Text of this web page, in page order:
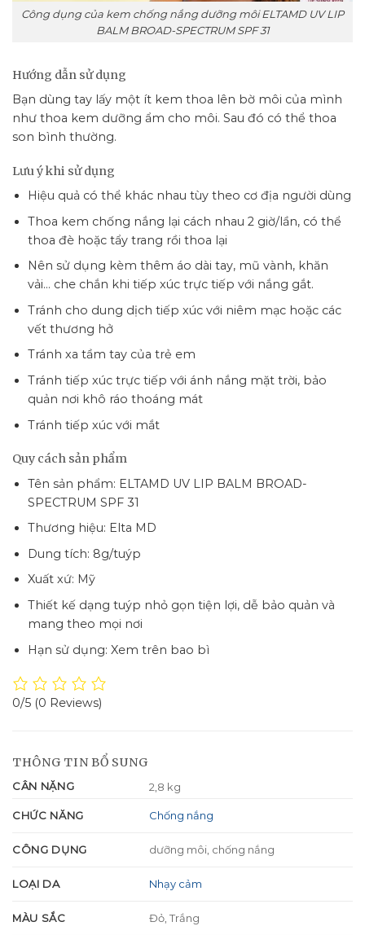
Công dụng của kem chống nắng dưỡng môi ELTAMD UV LIP
BALM BROAD-SPECTRUM SPF 31
Hướng dẫn sử dụng
Bạn dùng tay lấy một ít kem thoa lên bờ môi của mình
như thoa kem dưỡng ẩm cho môi. Sau đó có thể thoa
son bình thường.
Lưu ý khi sử dụng
Hiệu quả có thể khác nhau tùy theo cơ địa người dùng
Thoa kem chống nắng lại cách nhau 2 giờ/lần, có thể
thoa đè hoặc tẩy trang rồi thoa lại
Nên sử dụng kèm thêm áo dài tay, mũ vành, khăn
vải… che chắn khi tiếp xúc trực tiếp với nắng gắt.
Tránh cho dung dịch tiếp xúc với niêm mạc hoặc các
vết thương hở
Tránh xa tầm tay của trẻ em
Tránh tiếp xúc trực tiếp với ánh nắng mặt trời, bảo
quản nơi khô ráo thoáng mát
Tránh tiếp xúc với mắt
Quy cách sản phẩm
Tên sản phẩm: ELTAMD UV LIP BALM BROAD-
SPECTRUM SPF 31
Thương hiệu: Elta MD
Dung tích: 8g/tuýp
Xuất xứ: Mỹ
Thiết kế dạng tuýp nhỏ gọn tiện lợi, dễ bảo quản và
mang theo mọi nơi
Hạn sử dụng: Xem trên bao bì
0/5 (0 Reviews)
THÔNG TIN BỔ SUNG
CÂN NẶNG 2,8 kg
CHỨC NĂNG Chống nắng
CÔNG DỤNG dưỡng môi, chống nắng
LOẠI DA Nhạy cảm
MÀU SẮC Đỏ, Trắng